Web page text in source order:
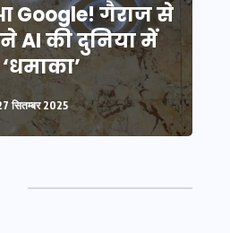
Google! गैराज से
AI की दुनिया में
सितम्बर 2025